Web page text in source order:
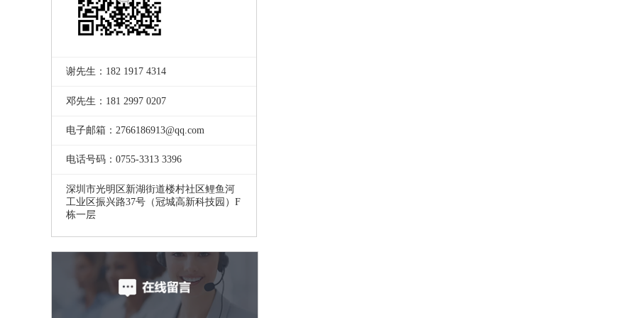
谢先生：182 1917 4314
邓先生：181 2997 0207
电子邮箱：2766186913@qq.com
电话号码：0755-3313 3396
深圳市光明区新湖街道楼村社区鲤鱼河
工业区振兴路37号（冠城高新科技园）F
栋一层